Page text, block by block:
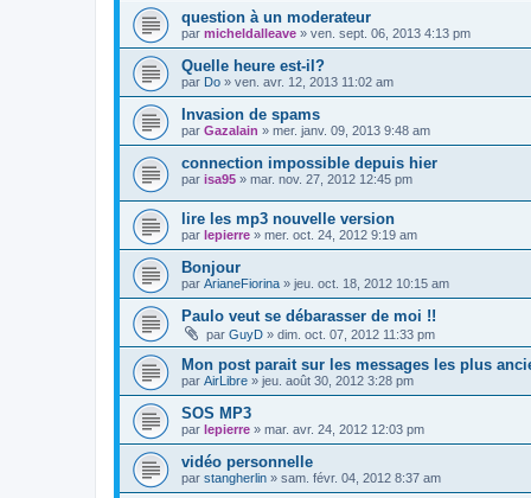
question à un moderateur
par micheldalleave » ven. sept. 06, 2013 4:13 pm
Quelle heure est-il?
par Do » ven. avr. 12, 2013 11:02 am
Invasion de spams
par Gazalain » mer. janv. 09, 2013 9:48 am
connection impossible depuis hier
par isa95 » mar. nov. 27, 2012 12:45 pm
lire les mp3 nouvelle version
par lepierre » mer. oct. 24, 2012 9:19 am
Bonjour
par ArianeFiorina » jeu. oct. 18, 2012 10:15 am
Paulo veut se débarasser de moi !!
par GuyD » dim. oct. 07, 2012 11:33 pm
Mon post parait sur les messages les plus
par AirLibre » jeu. août 30, 2012 3:28 pm
SOS MP3
par lepierre » mar. avr. 24, 2012 12:03 pm
vidéo personnelle
par stangherlin » sam. févr. 04, 2012 8:37 am